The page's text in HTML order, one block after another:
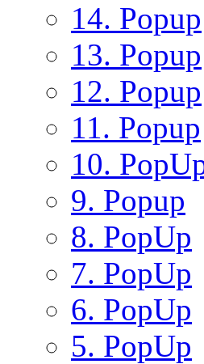
14. Popup
13. Popup
12. Popup
11. Popup
10.
9. Popup
8. PopUp
7. PopUp
6. PopUp
5. PopUp